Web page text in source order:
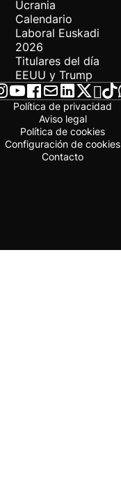
Ucrania
Calendario
Laboral Euskadi
2026
Titulares del día
EEUU y Trump
Política de privacidad
Aviso legal
Política de cookies
Configuración de cookies
Contacto